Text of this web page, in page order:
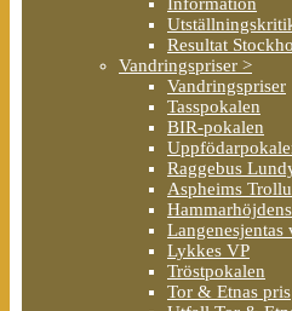
Resultat
Vandringspriser >
Vandringspriser
Tasspokalen
BIR-pokalen
Raggebus
Aspheims
Langenesjentas
Lykkes VP
Tröstpokalen
Tor & Etnas pris